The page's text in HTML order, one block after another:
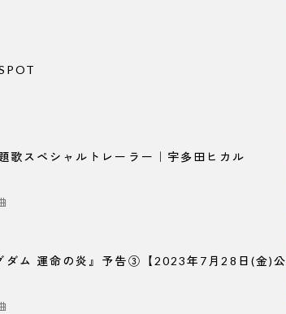
歌スペシャルトレーラー｜宇多田ヒカル
ダム 運命の炎』予告③【2023年7月28日(金)公